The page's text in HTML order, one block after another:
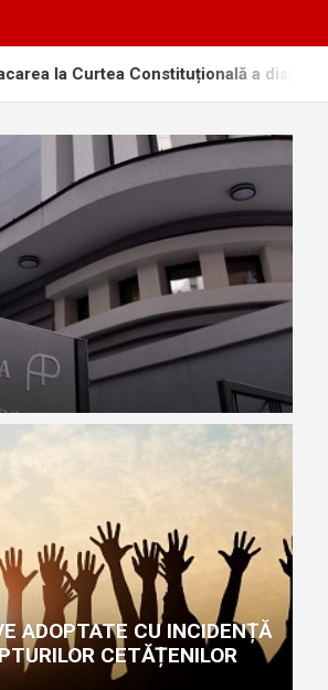
a dispozițiilor Legii
ADOPTATE
CETĂȚENILOR
ADOPTATE CU INCIDENȚĂ
CETĂȚENILOR